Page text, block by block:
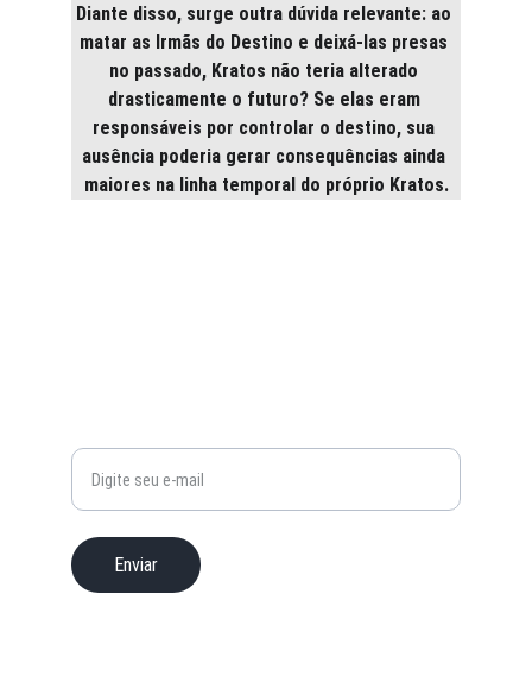
Diante disso, surge outra dúvida relevante: ao
matar as Irmãs do Destino e deixá-las presas
no passado, Kratos não teria alterado
drasticamente o futuro? Se elas eram
responsáveis por controlar o destino, sua
ausência poderia gerar consequências ainda
maiores na linha temporal do próprio Kratos.
Enviar